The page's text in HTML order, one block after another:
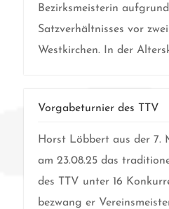
Bezirksmeisterin
Satzverhältnisses vor
Westkirchen. In der
Vorgabeturnier des TTV
Horst Löbbert aus der 7.
am 23.08.25 das
des TTV unter 16
bezwang er